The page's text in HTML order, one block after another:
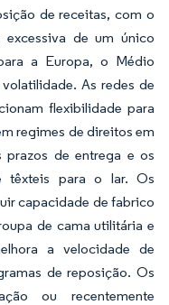
de receitas, com o
de um único
a Europa, o Médio
As redes de
flexibilidade para
regimes de direitos em
prazos de entrega e os
têxteis para o lar. Os
capacidade de fabrico
de cama utilitária e
a velocidade de
de reposição. Os
ou recentemente